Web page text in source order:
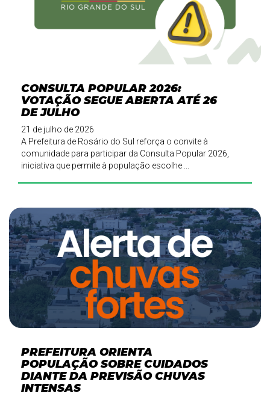
CONSULTA POPULAR 2026:
VOTAÇÃO SEGUE ABERTA ATÉ 26
DE JULHO
21 de julho de 2026
A Prefeitura de Rosário do Sul reforça o convite à
comunidade para participar da Consulta Popular 2026,
iniciativa que permite à população escolhe ...
PREFEITURA ORIENTA
POPULAÇÃO SOBRE CUIDADOS
DIANTE DA PREVISÃO CHUVAS
INTENSAS